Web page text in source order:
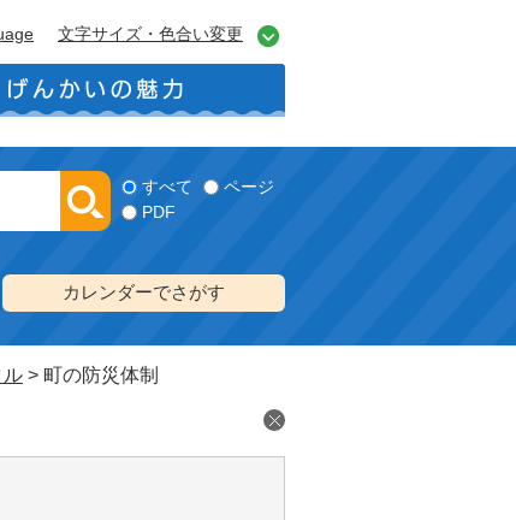
文字サイズ・色合い変更
すべて
ページ
PDF
カレンダーでさがす
ル > 町の防災体制